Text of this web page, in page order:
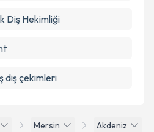
Mersin Akdeniz
Diş Hekimliği
diş çekimleri